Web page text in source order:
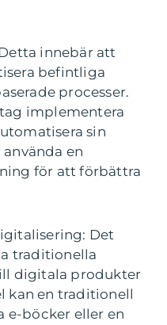
innebär att
befintliga
processer.
implementera
sin
en
för att förbättra
Det
traditionella
digitala produkter
kan en traditionell
e-böcker eller en